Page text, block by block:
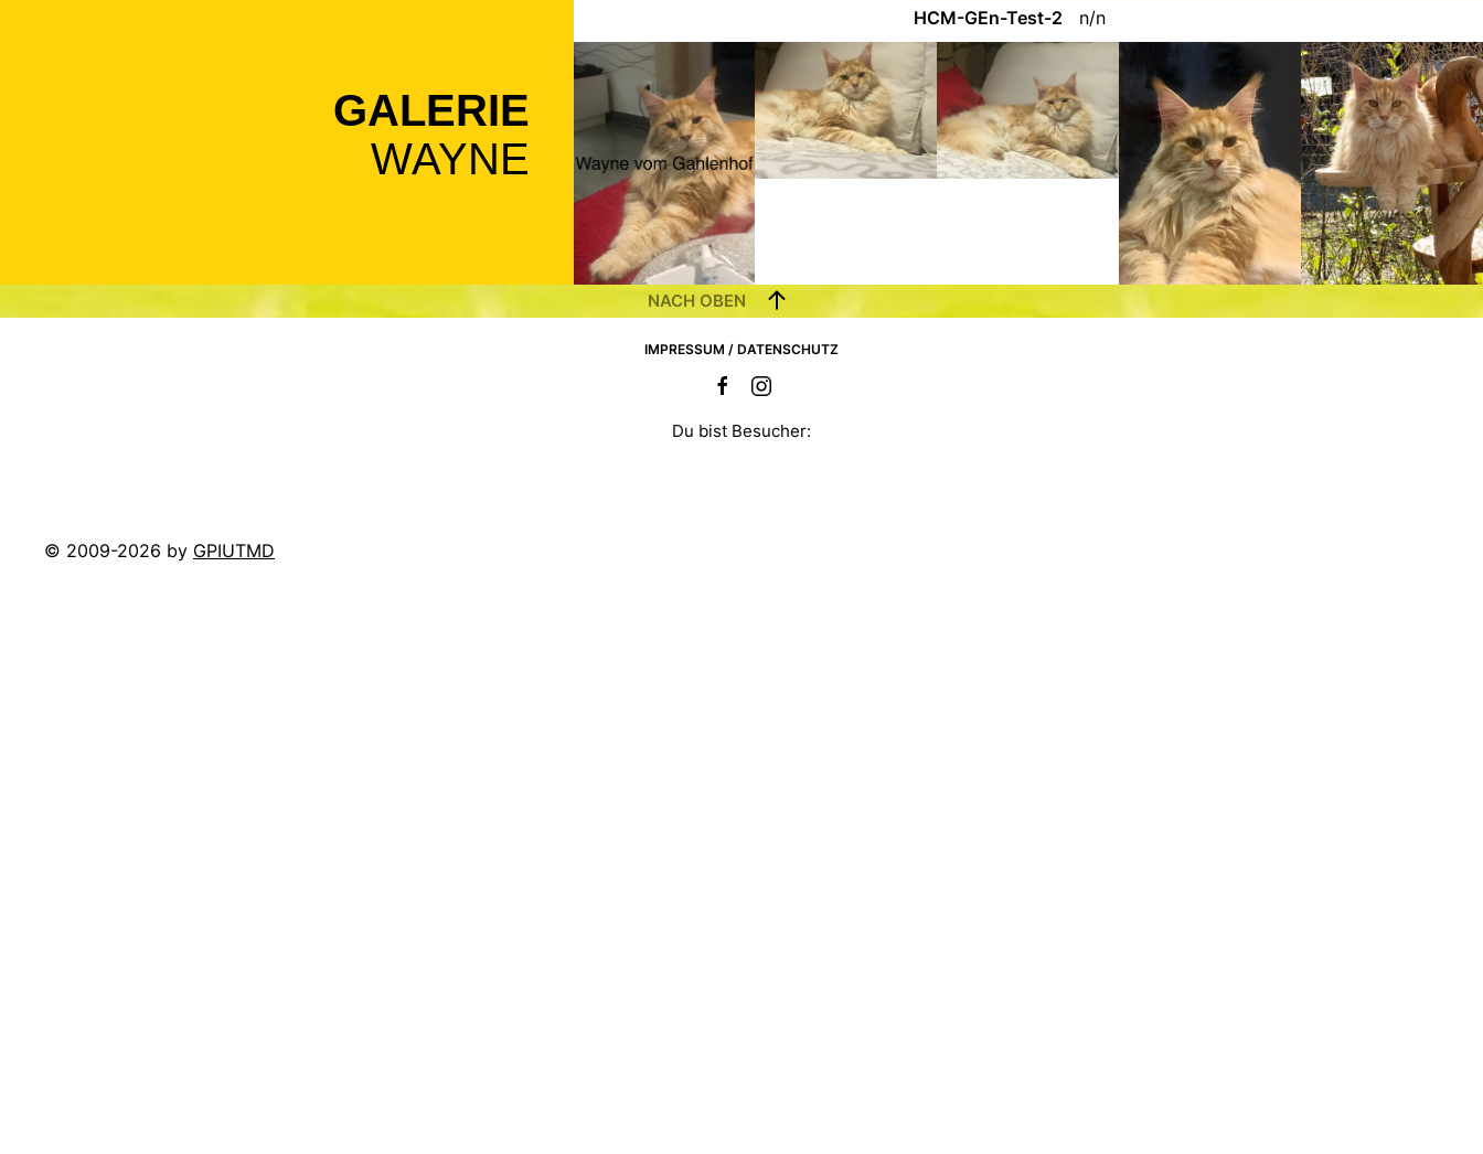
HCM-GEn-Test-2
n/n
GALERIE
WAYNE
NACH OBEN
IMPRESSUM / DATENSCHUTZ
Du bist Besucher:
© 2009-2026 by GPIUTMD